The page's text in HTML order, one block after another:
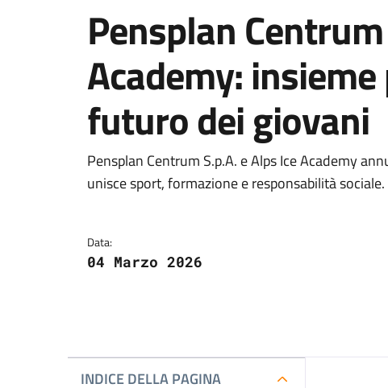
Pensplan
Academy:
futuro dei giovani
Dettagli della novità
Pensplan Centrum S.p.A. e Alps Ice Academy
unisce sport, formazione e responsabilità sociale.
Data:
04 Marzo 2026
INDICE DELLA PAGINA